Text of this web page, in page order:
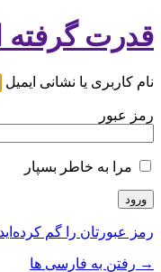
قدرت
نام کاربری یا نشانی ایمیل
رمز عبور
مرا به خاطر بسپار
رمز عبورتان را گم
→ رفتن به فارسی ها